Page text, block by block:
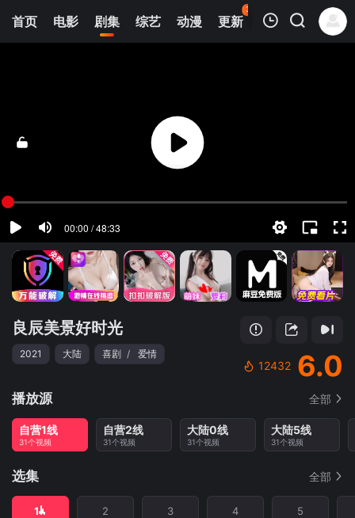
首页 电影 剧集 综艺 动漫 更新
39
热榜 APP
清空
良辰美景好时光
2021 大陆 喜剧 / 爱情
12432 6.0
播放源 全部
自营1线
31个视频
自营2线
31个视频
大陆0线
31个视频
大陆5线
31个视频
选集 全部
1 2 3 4 5